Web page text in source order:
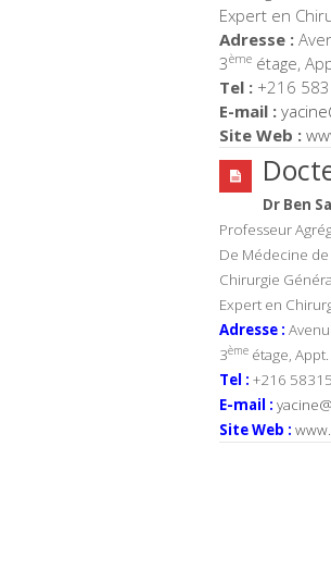
Expert en
Adresse :
3ème étage,
Tel : +216
E-mail :
Site Web :
Dr Ben
Professeur
De Médecine de
Chirurgie
Expert en
Adresse :
3ème étage,
Tel : +216
E-mail :
Site Web :